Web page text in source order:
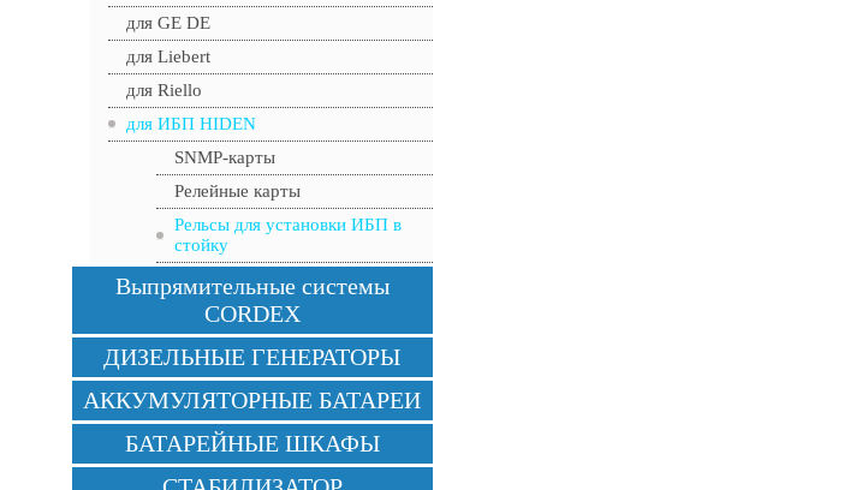
для GE DE
для Liebert
для Riello
для ИБП HIDEN
SNMP-карты
Релейные карты
Рельсы для установки ИБП в
стойку
Выпрямительные системы
CORDEX
ДИЗЕЛЬНЫЕ ГЕНЕРАТОРЫ
АККУМУЛЯТОРНЫЕ БАТАРЕИ
БАТАРЕЙНЫЕ ШКАФЫ